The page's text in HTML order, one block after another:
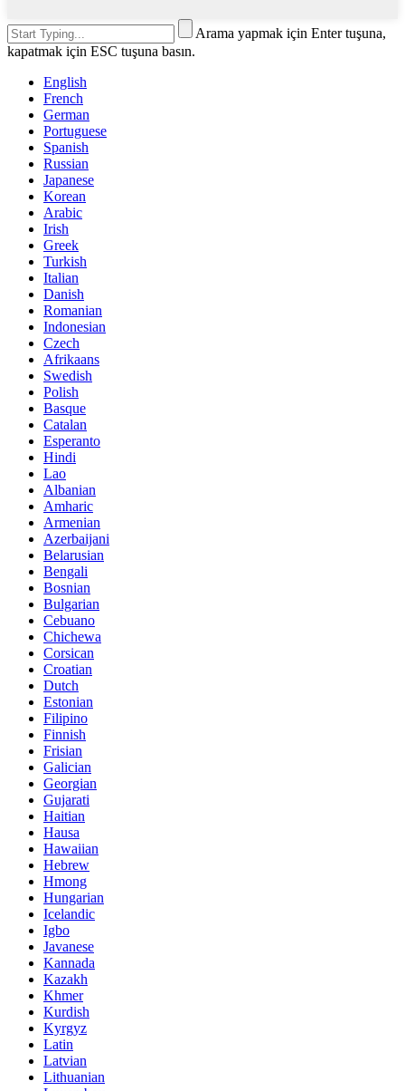
Arama yapmak için Enter tuşuna,
kapatmak için ESC tuşuna basın.
English
French
German
Portuguese
Spanish
Russian
Japanese
Korean
Arabic
Irish
Greek
Turkish
Italian
Danish
Romanian
Indonesian
Czech
Afrikaans
Swedish
Polish
Basque
Catalan
Esperanto
Hindi
Lao
Albanian
Amharic
Armenian
Azerbaijani
Belarusian
Bengali
Bosnian
Bulgarian
Cebuano
Chichewa
Corsican
Croatian
Dutch
Estonian
Filipino
Finnish
Frisian
Galician
Georgian
Gujarati
Haitian
Hausa
Hawaiian
Hebrew
Hmong
Hungarian
Icelandic
Igbo
Javanese
Kannada
Kazakh
Khmer
Kurdish
Kyrgyz
Latin
Latvian
Lithuanian